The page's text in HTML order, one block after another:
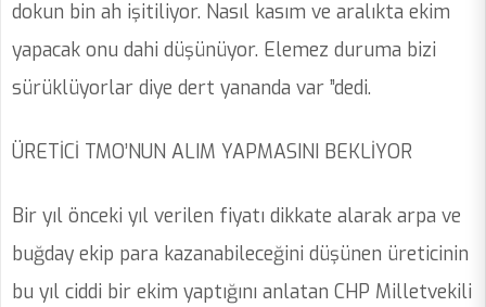
dokun bin ah işitiliyor. Nasıl kasım ve aralıkta ekim
yapacak onu dahi düşünüyor. Elemez duruma bizi
sürüklüyorlar diye dert yananda var ”dedi.
ÜRETİCİ TMO’NUN ALIM YAPMASINI BEKLİYOR
Bir yıl önceki yıl verilen fiyatı dikkate alarak arpa ve
buğday ekip para kazanabileceğini düşünen üreticinin
bu yıl ciddi bir ekim yaptığını anlatan CHP Milletvekili